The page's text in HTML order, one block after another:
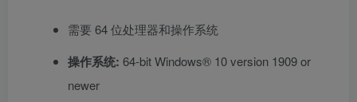
需要 64 位处理器和操作系统
操作系统: 64-bit Windows® 10 version 1909 or
newer